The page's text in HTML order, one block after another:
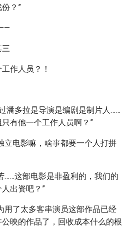
？”
作人员？！
潘多拉是导演是编剧是制片人……
有他一个工作人员啊？”
立电影嘛，啥事都要一个人打拼
……这部电影是非盈利的，我们的
出资吧？”
用了太多客串演员这部作品已经
映的作品了，回收成本什么的根